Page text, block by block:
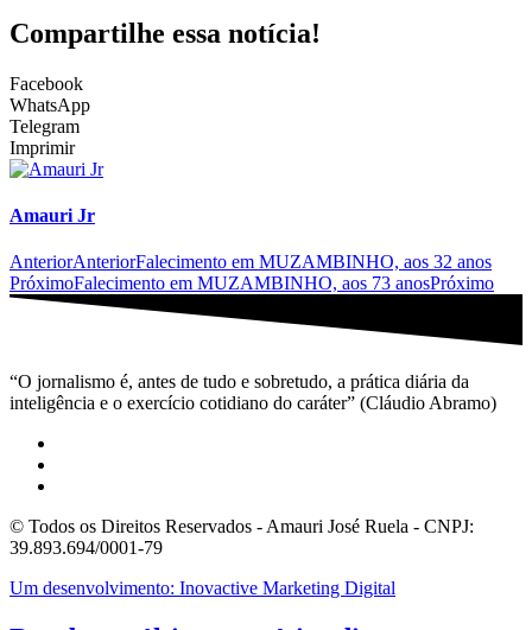
Compartilhe essa notícia!
Facebook
WhatsApp
Telegram
Imprimir
Amauri Jr
AnteriorAnteriorFalecimento em MUZAMBINHO, aos 32 anos
PróximoFalecimento em MUZAMBINHO, aos 73 anosPróximo
“O jornalismo é, antes de tudo e sobretudo, a prática diária da
inteligência e o exercício cotidiano do caráter” (Cláudio Abramo)
© Todos os Direitos Reservados - Amauri José Ruela - CNPJ:
39.893.694/0001-79
Um desenvolvimento: Inovactive Marketing Digital